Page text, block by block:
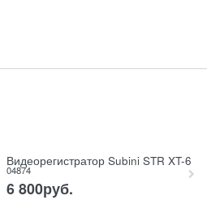
Видеорегистратор Subini STR XT-6
04874
6 800руб.